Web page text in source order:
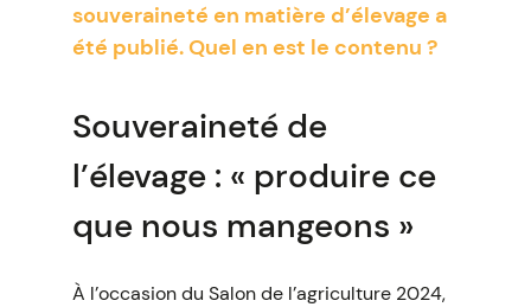
souveraineté en matière d’élevage a
été publié. Quel en est le contenu ?
Souveraineté de
l’élevage : « produire ce
que nous mangeons »
À l’occasion du Salon de l’agriculture 2024,